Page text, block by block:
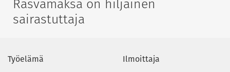
sairastuttaja
Työelämä
Ilmoittaja